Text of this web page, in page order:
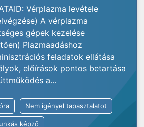
Vérplazma levétele
A vérplazma
gépek kezelése
Plazmaadáshoz
feladatok ellátása
előírások pontos betartása
a...
Nem igényel tapasztalatot
képző